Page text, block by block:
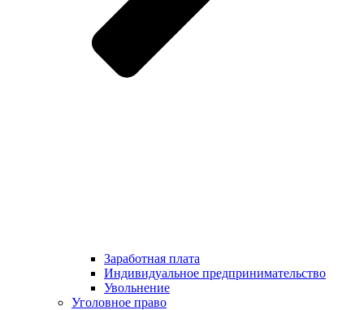
Заработная плата
Индивидуальное предпринимательство
Увольнение
Уголовное право